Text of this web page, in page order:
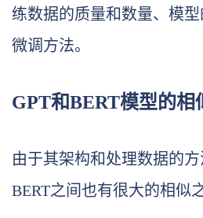
练数据的质量和数量、模
微调方法。
GPT和BERT模型的相
由于其架构和处理数据的方
BERT之间也有很大的相似